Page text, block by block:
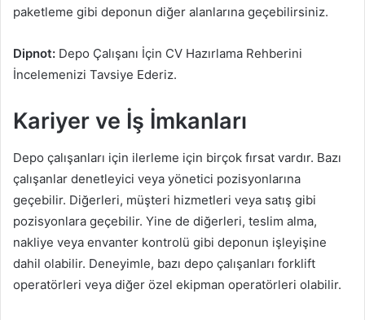
paketleme gibi deponun diğer alanlarına geçebilirsiniz.
Dipnot: Depo Çalışanı İçin CV Hazırlama Rehberini
İncelemenizi Tavsiye Ederiz.
Kariyer ve İş İmkanları
Depo çalışanları için ilerleme için birçok fırsat vardır. Bazı
çalışanlar denetleyici veya yönetici pozisyonlarına
geçebilir. Diğerleri, müşteri hizmetleri veya satış gibi
pozisyonlara geçebilir. Yine de diğerleri, teslim alma,
nakliye veya envanter kontrolü gibi deponun işleyişine
dahil olabilir. Deneyimle, bazı depo çalışanları forklift
operatörleri veya diğer özel ekipman operatörleri olabilir.